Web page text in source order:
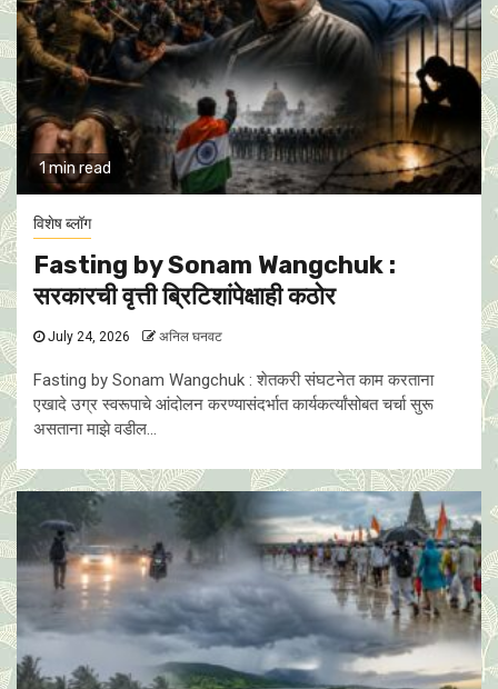
1 min read
विशेष ब्लॉग
Fasting by Sonam Wangchuk :
सरकारची वृत्ती ब्रिटिशांपेक्षाही कठाेर
July 24, 2026 अनिल घनवट
Fasting by Sonam Wangchuk : शेतकरी संघटनेत काम करताना
एखादे उग्र स्वरूपाचे आंदोलन करण्यासंदर्भात कार्यकर्त्यांसोबत चर्चा सुरू
असताना माझे वडील...